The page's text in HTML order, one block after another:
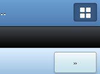
рулем"
»